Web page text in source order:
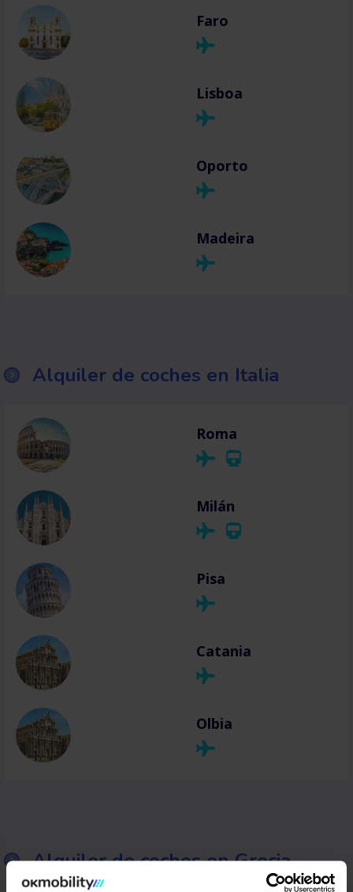
Faro
Lisboa
Oporto
Madeira
Alquiler de coches en Italia
Roma
Milán
Pisa
Catania
Olbia
Alquiler de coches en Grecia